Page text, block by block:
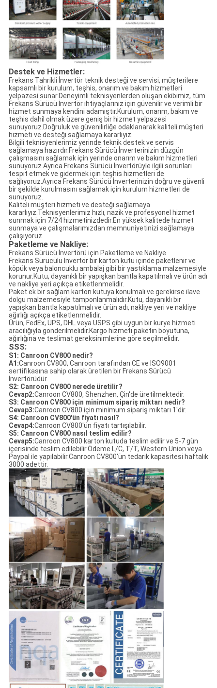
Destek ve Hizmetler:
Frekans Tahrikli İnvertör teknik desteği ve servisi, müşterilere
kapsamlı bir kurulum, teşhis, onarım ve bakım hizmetleri
yelpazesi sunar.Deneyimli teknisyenlerden oluşan ekibimiz, tüm
Frekans Sürücü İnvertör ihtiyaçlarınız için güvenilir ve verimli bir
hizmet sunmaya kendini adamıştır.Kurulum, onarım, bakım ve
teşhis dahil olmak üzere geniş bir hizmet yelpazesi
sunuyoruz.Doğruluk ve güvenilirliğe odaklanarak kaliteli müşteri
hizmeti ve desteği sağlamaya kararlıyız.
Bilgili teknisyenlerimiz yerinde teknik destek ve servis
sağlamaya hazırdır.Frekans Sürücü İnverterinizin düzgün
çalışmasını sağlamak için yerinde onarım ve bakım hizmetleri
sunuyoruz.Ayrıca Frekans Sürücü İnvertörüyle ilgili sorunları
tespit etmek ve gidermek için teşhis hizmetleri de
sağlıyoruz.Ayrıca Frekans Sürücü İnverterinizin doğru ve güvenli
bir şekilde kurulmasını sağlamak için kurulum hizmetleri de
sunuyoruz.
Kaliteli müşteri hizmeti ve desteği sağlamaya
kararlıyız.Teknisyenlerimiz hızlı, nazik ve profesyonel hizmet
sunmak için 7/24 hizmetinizdedir.En yüksek kalitede hizmet
sunmaya ve çalışmalarımızdan memnuniyetinizi sağlamaya
çalışıyoruz.
Paketleme ve Nakliye:
Frekans Sürücü İnvertörü için Paketleme ve Nakliye
Frekans Sürücülü İnvertör bir karton kutu içinde paketlenir ve
köpük veya baloncuklu ambalaj gibi bir yastıklama malzemesiyle
korunur.Kutu, dayanıklı bir yapışkan bantla kapatılmalı ve ürün adı
ve nakliye yeri açıkça etiketlenmelidir.
Paket ek bir sağlam karton kutuya konulmalı ve gerekirse ilave
dolgu malzemesiyle tamponlanmalıdır.Kutu, dayanıklı bir
yapışkan bantla kapatılmalı ve ürün adı, nakliye yeri ve nakliye
ağırlığı açıkça etiketlenmelidir.
Ürün, FedEx, UPS, DHL veya USPS gibi uygun bir kurye hizmeti
aracılığıyla gönderilmelidir.Kargo hizmeti paketin boyutuna,
ağırlığına ve teslimat gereksinimlerine göre seçilmelidir.
SSS:
S1: Canroon CV800 nedir?
A1:Canroon CV800, Canroon tarafından CE ve ISO9001
sertifikasına sahip olarak üretilen bir Frekans Sürücü
İnvertörüdür.
S2: Canroon CV800 nerede üretilir?
Cevap2:Canroon CV800, Shenzhen, Çin'de üretilmektedir.
S3: Canroon CV800 için minimum sipariş miktarı nedir?
Cevap3:Canroon CV800 için minimum sipariş miktarı 1'dir.
S4: Canroon CV800'ün fiyatı nasıl?
Cevap4:Canroon CV800'ün fiyatı tartışılabilir.
S5: Canroon CV800 nasıl teslim edilir?
Cevap5:Canroon CV800 karton kutuda teslim edilir ve 5-7 gün
içerisinde teslim edilebilir.Ödeme L/C, T/T, Western Union veya
Paypal ile yapılabilir.Canroon CV800'ün tedarik kapasitesi haftalık
3000 adettir.